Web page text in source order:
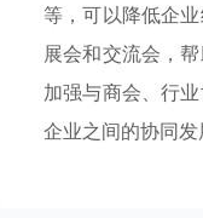
等，可以降低企
展会和交流会，
加强与商会、行
企业之间的协同